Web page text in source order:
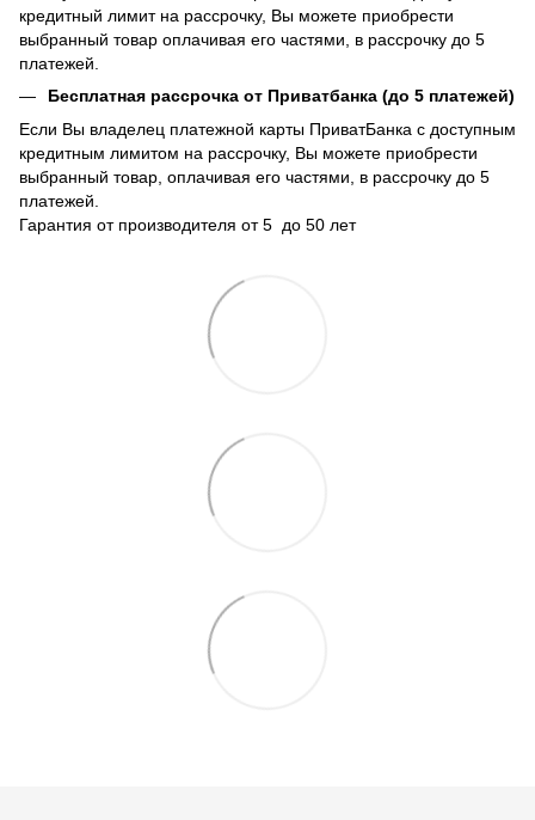
кредитный лимит на рассрочку, Вы можете приобрести
выбранный товар оплачивая его частями, в рассрочку до 5
платежей.
Бесплатная рассрочка от Приватбанка (до 5 платежей)
Если Вы владелец платежной карты ПриватБанка с доступным
кредитным лимитом на рассрочку, Вы можете приобрести
выбранный товар, оплачивая его частями, в рассрочку до 5
платежей.
Гарантия от производителя от 5 до 50 лет